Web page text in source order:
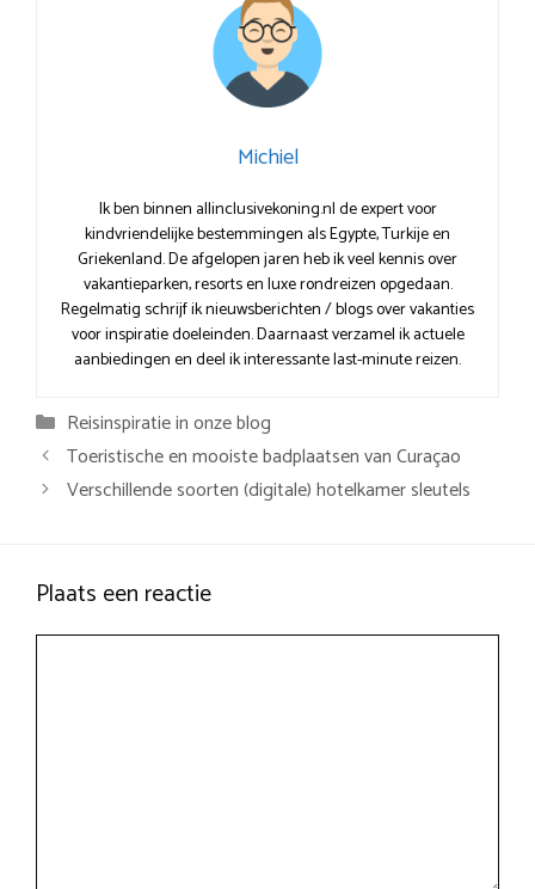
Michiel
Ik ben binnen allinclusivekoning.nl de expert voor
kindvriendelijke bestemmingen als Egypte, Turkije en
Griekenland. De afgelopen jaren heb ik veel kennis over
vakantieparken, resorts en luxe rondreizen opgedaan.
Regelmatig schrijf ik nieuwsberichten / blogs over vakanties
voor inspiratie doeleinden. Daarnaast verzamel ik actuele
aanbiedingen en deel ik interessante last-minute reizen.
Categorieën
Reisinspiratie in onze blog
Toeristische en mooiste badplaatsen van Curaçao
Verschillende soorten (digitale) hotelkamer sleutels
Plaats een reactie
Reactie